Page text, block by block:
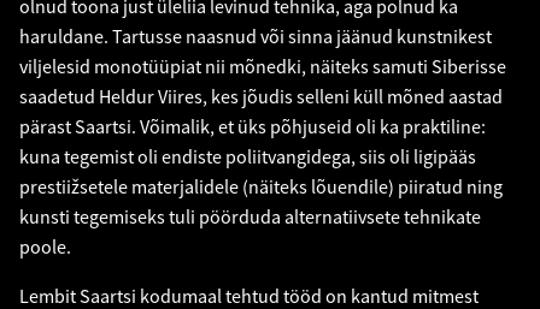
olnud toona just üleliia levinud tehnika, aga polnud ka
haruldane. Tartusse naasnud või sinna jäänud kunstnikest
viljelesid monotüüpiat nii mõnedki, näiteks samuti Siberisse
saadetud Heldur Viires, kes jõudis selleni küll mõned aastad
pärast Saartsi. Võimalik, et üks põhjuseid oli ka praktiline:
kuna tegemist oli endiste poliitvangidega, siis oli ligipääs
prestiižsetele materjalidele (näiteks lõuendile) piiratud ning
kunsti tegemiseks tuli pöörduda alternatiivsete tehnikate
poole.
Lembit Saartsi kodumaal tehtud tööd on kantud mitmest